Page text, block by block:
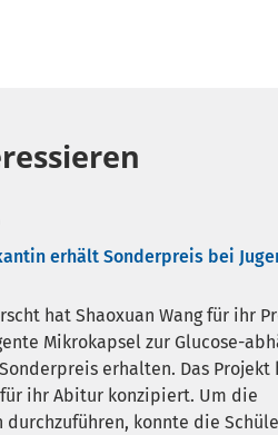
erhält Sonderpreis bei
hat Shaoxuan Wang für ihr
Mikrokapsel zur Glucose-
erhalten. Das Projekt
ihr Abitur konzipiert. Um die
konnte die